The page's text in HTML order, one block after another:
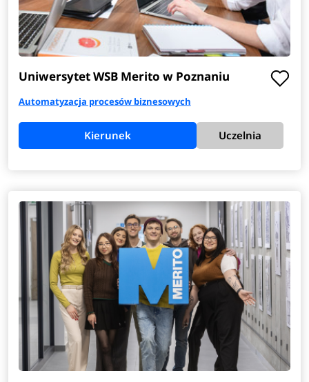
Uniwersytet WSB Merito w Poznaniu
Automatyzacja procesów biznesowych
Kierunek Uczelnia